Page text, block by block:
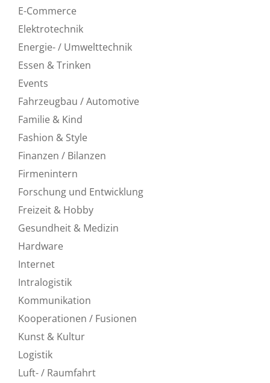
E-Commerce
Elektrotechnik
Energie- / Umwelttechnik
Essen & Trinken
Events
Fahrzeugbau / Automotive
Familie & Kind
Fashion & Style
Finanzen / Bilanzen
Firmenintern
Forschung und Entwicklung
Freizeit & Hobby
Gesundheit & Medizin
Hardware
Internet
Intralogistik
Kommunikation
Kooperationen / Fusionen
Kunst & Kultur
Logistik
Luft- / Raumfahrt